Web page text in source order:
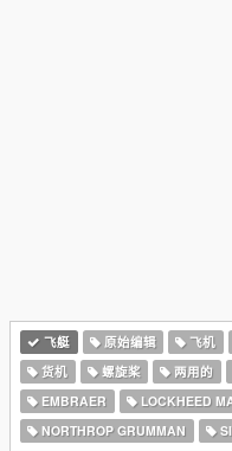
飞艇 原始编辑 飞机
货机
螺旋桨 两用的
EMBRAER
LOCKHEED
NORTHROP GRUMMAN